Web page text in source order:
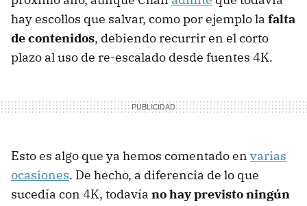
hay escollos que salvar, como por ejemplo la falta
de contenidos, debiendo recurrir en el corto
plazo al uso de re-escalado desde fuentes 4K.
Esto es algo que ya hemos comentado en varias
ocasiones. De hecho, a diferencia de lo que
sucedía con 4K, todavía no hay previsto ningún